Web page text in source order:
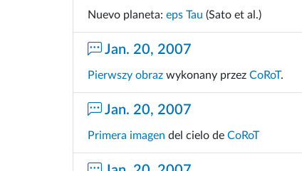
Nuevo planeta: eps Tau (Sato et al.)
Jan. 20, 2007
Pierwszy obraz wykonany przez CoRoT.
Jan. 20, 2007
Primera imagen del cielo de CoRoT